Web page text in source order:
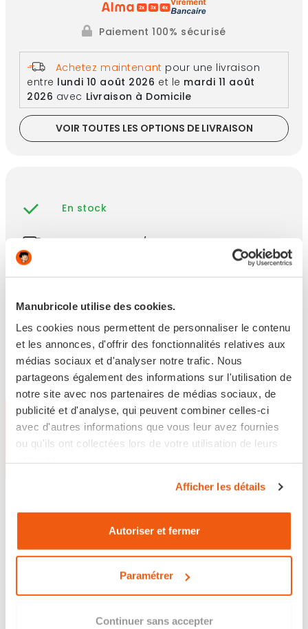
Manubricole utilise des cookies.
Les cookies nous permettent de personnaliser le contenu
et les annonces, d'offrir des fonctionnalités relatives aux
médias sociaux et d'analyser notre trafic. Nous
partageons également des informations sur l'utilisation de
notre site avec nos partenaires de médias sociaux, de
publicité et d'analyse, qui peuvent combiner celles-ci
avec d'autres informations que vous leur avez fournies
ou qu'ils ont collectées lors de votre utilisation de leurs
Afficher les détails
Autoriser et fermer
Paramétrer
Continuer sans accepter
Paiement 100% sécurisé
Achetez maintenant pour une livraison
entre lundi 10 août 2026 et le mardi 11 août
2026 avec Livraison à Domicile
VOIR TOUTES LES OPTIONS DE LIVRAISON
En stock
Livraison en 24/48h
Retour sous 14 jours
Les points clés
Produits
ASSOCIÉS